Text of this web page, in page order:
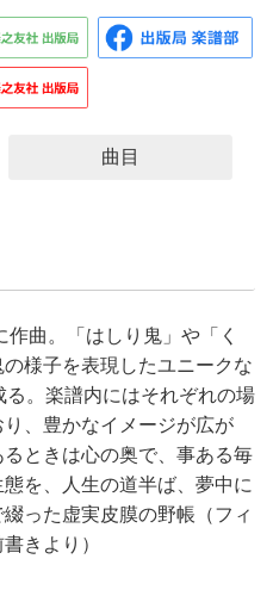
曲目
曲。「はしり鬼」や「く
様子を表現したユニークな
。楽譜内にはそれぞれの場
、豊かなイメージが広が
ときは心の奥で、事ある毎
を、人生の道半ば、夢中に
った虚実皮膜の野帳（フィ
きより）